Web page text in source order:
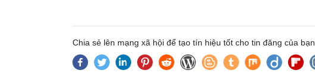
Chia sẻ lên mạng xã hội để tạo tín hiệu tốt cho tin đăng của bạn